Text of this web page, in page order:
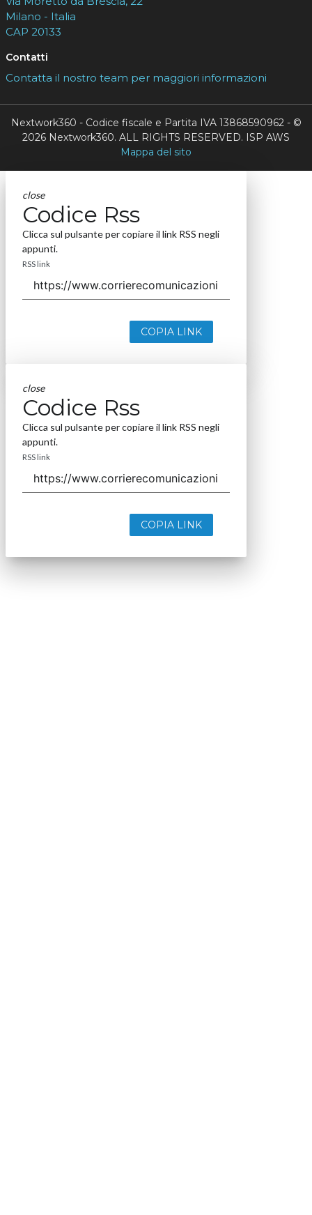
Milano - Italia
CAP 20133
Contatti
Contatta il nostro team per maggiori informazioni
Nextwork360 - Codice fiscale e Partita IVA 13868590962 - ©
2026 Nextwork360. ALL RIGHTS RESERVED. ISP AWS
Mappa del sito
close
Codice Rss
Clicca sul pulsante per copiare il link RSS negli
appunti.
RSS link
COPIA LINK
close
Codice Rss
Clicca sul pulsante per copiare il link RSS negli
appunti.
RSS link
COPIA LINK